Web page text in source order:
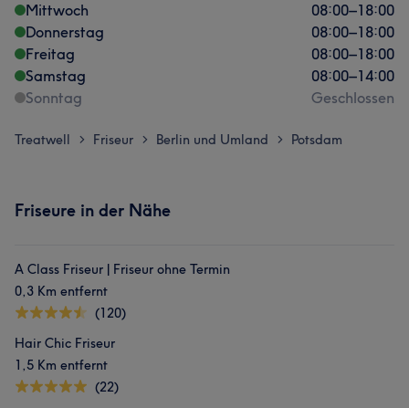
Mittwoch
08:00–18:00
Donnerstag
08:00–18:00
Freitag
08:00–18:00
Samstag
08:00–14:00
Sonntag
Geschlossen
Treatwell > Friseur > Berlin und Umland > Potsdam
Friseure in der Nähe
A Class Friseur | Friseur ohne Termin
0,3 Km entfernt
(120)
Hair Chic Friseur
1,5 Km entfernt
(22)